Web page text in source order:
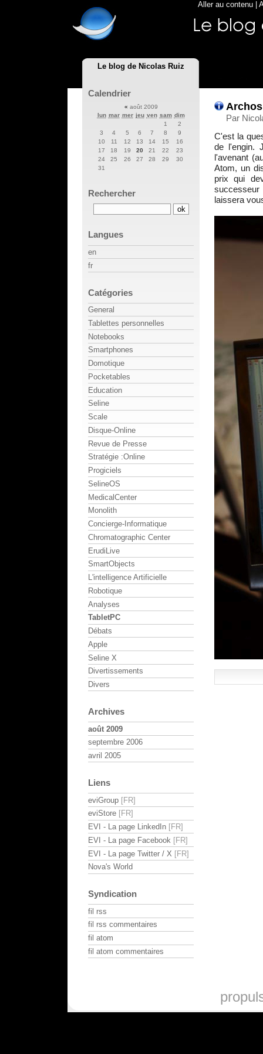
Le blog de Nicolas Ruiz
Aller au contenu
Par
C'est la
de l'engin.
l'avenant
Atom, un
prix qui
laissera
Calendrier
« août 2009
lun mar mer jeu ven sam dim
1
2
3
4 5 6 7 8
9
10
11 12 13 14 15
16
17
18 19 20 21 22
23
24
25 26 27 28 29
30
31
Rechercher
Langues
en
fr
Catégories
General
Tablettes personnelles
Notebooks
Smartphones
Domotique
Pocketables
Education
Seline
Scale
Disque-Online
Revue de Presse
Stratégie :Online
Progiciels
SelineOS
MedicalCenter
Monolith
Concierge-Informatique
Chromatographic Center
ErudiLive
SmartObjects
L'intelligence Artificielle
Robotique
Analyses
TabletPC
Débats
Apple
Seline X
Divertissements
Divers
Archives
août 2009
septembre 2006
avril 2005
Liens
eviGroup
eviStore
EVI - La page LinkedIn
EVI - La page Facebook
EVI - La page Twitter / X
Nova's World
Syndication
fil rss
fil rss commentaires
fil atom
fil atom commentaires